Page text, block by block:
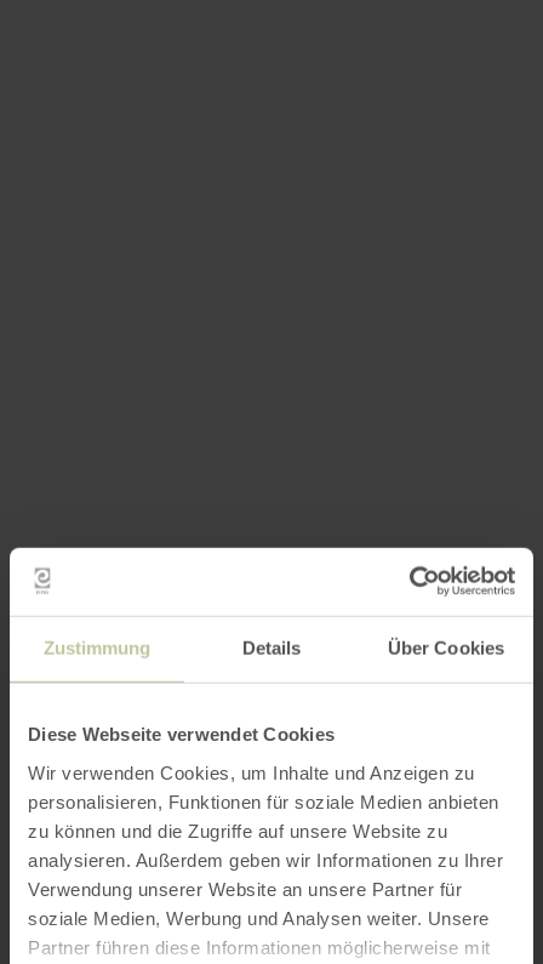
Zustimmung Details Über Cookies
Diese Webseite verwendet Cookies
Wir verwenden Cookies, um Inhalte und Anzeigen zu
personalisieren, Funktionen für soziale Medien anbieten
zu können und die Zugriffe auf unsere Website zu
analysieren. Außerdem geben wir Informationen zu Ihrer
Verwendung unserer Website an unsere Partner für
soziale Medien, Werbung und Analysen weiter. Unsere
Partner führen diese Informationen möglicherweise mit